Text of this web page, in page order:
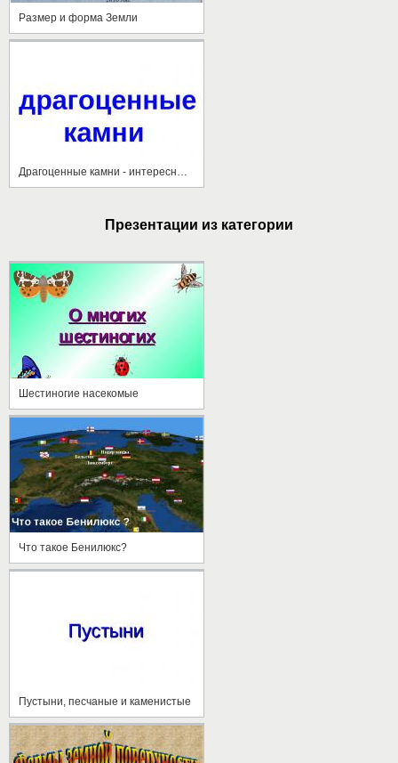
Размер и форма Земли
Презентации из категории
Шестиногие насекомые
Что такое Бенилюкс?
Пустыни, песчаные и каменистые